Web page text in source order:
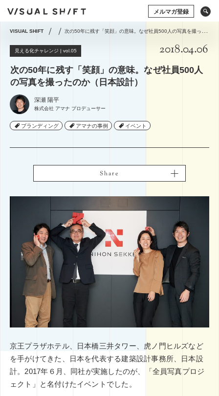
メルマガ登録
キーワードから検索
ソーシャルメディア
動画
アマナの事例
撮影術
View All Tag
View All Tag
ドローン アート×ビジネス CG
VR
ストックフォト
アートフォト
ソーシャルメディア
撮影術
グラフィックデザイン
写真の権利
プレゼンテーション
企画の立て方
オウンドメディア
Webデザイン
ECサイト
編集・ライティング
用語集
イラスト・マンガ
その他
ミエナイモノを可視化
グラフィックレコーディング
印刷技術
レタッチ
AI
企業のブランディング事例
アイデアのタネ
基礎知識
インナーブランディング
SDGs
COVID-19
特集 イノベーション
コンテンツマーケティング
デザインシンキング
ブックガイド
課題設定
メタバース
VISUAL SHIFT 次の50年に残す「笑顔」の意味。なぜ社員500人の写真を撮ったのか（日本設計）
見える化チャレンジ | vol.05 2018.04.06
次の50年に残す「笑顔」の意味。なぜ社員500人
の写真を撮ったのか（日本設計）
深瀬 陽平
株式会社 アマナ プロデューサー
ブランディング
ブランディング アマナの事例
アマナの事例 イベント
イベント
Share
Share
京王プラザホテル、日本橋三井タワー、虎ノ門ヒルズなど
を手がけてきた、日本を代表する建築設計事務所、日本設
計。2017年６月、同社が実施したのが、「全員写真プロジ
ェクト」と名付けたイベントでした。